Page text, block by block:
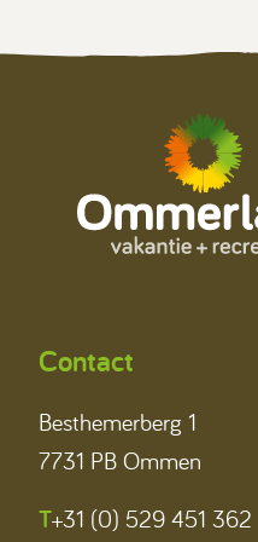
Contact
Besthemerberg 1
7731 PB Ommen
T+31 (0) 529 451 362